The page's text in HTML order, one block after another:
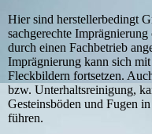
Hier sind herstellerbedingt
sachgerechte
durch einen Fachbetrieb
Imprägnierung kann sich
Fleckbildern fortsetzen.
bzw. Unterhaltsreinigung,
Gesteinsböden und Fugen
führen.